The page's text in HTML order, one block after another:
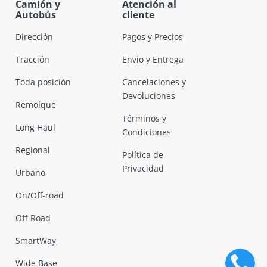
Camión y
Autobús
Dirección
Tracción
Toda posición
Remolque
Long Haul
Regional
Urbano
On/Off-road
Off-Road
SmartWay
Wide Base
Atención al
cliente
Pagos y Precios
Envio y Entrega
Cancelaciones y
Devoluciones
Términos y
Condiciones
Política de
Privacidad